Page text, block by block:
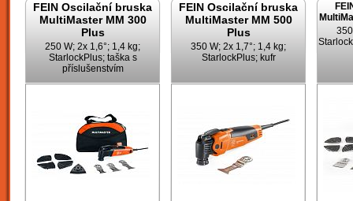
FEIN Oscilační bruska
MultiMaster MM 300
Plus
250 W; 2x 1,6°; 1,4 kg;
StarlockPlus; taška s
příslušenstvím
FEIN Oscilační bruska
MultiMaster MM 500
Plus
350 W; 2x 1,7°; 1,4 kg;
StarlockPlus; kufr